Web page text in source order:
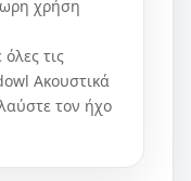
χρήση
τις
Ακουστικά
τον ήχο